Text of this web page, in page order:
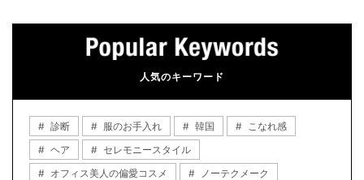
人気のキーワード
診断 服のお手入れ 韓国
こなれ感
ヘア
セレモニースタイル
オフィス美人の偏愛コスメ
ノーテクメーク